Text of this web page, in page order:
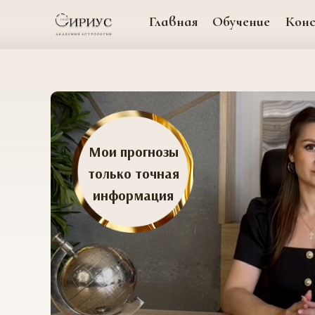
Обучение
Главная
Мои прогнозы
только точная
информация